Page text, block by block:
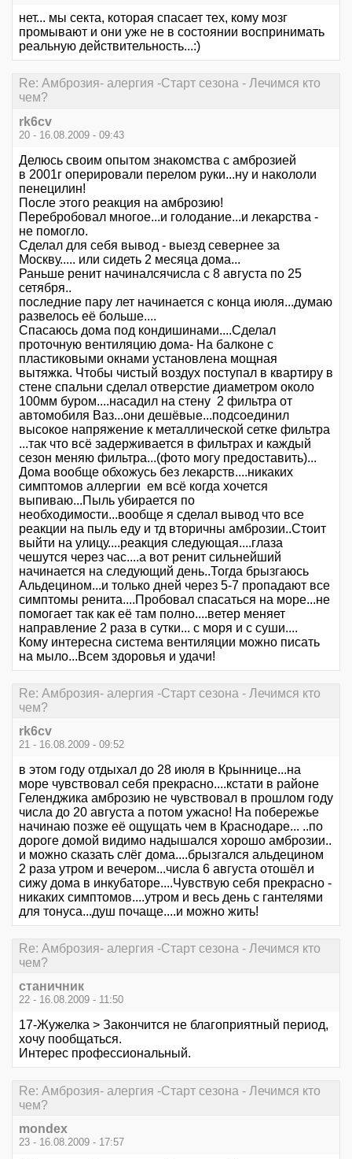
нет... мы секта, которая спасает тех, кому мозг
промывают и они уже не в состоянии воспринимать
реальную действительность...:)
Re: Амброзия- алергия -Старт сезона - Лечимся кто
чем?
rk6cv
20 - 16.08.2009 - 09:43
Делюсь своим опытом знакомства с амброзией
в 2001г оперировали перелом руки...ну и накололи
пенецилин!
После этого реакция на амброзию!
Перебробовал многое...и голодание...и лекарства -
не помогло.
Сделал для себя вывод - выезд севернее за
Москву..... или сидеть 2 месяца дома...
Раньше ренит начиналсячисла с 8 августа по 25
сетября..
последние пару лет начинается с конца июля...думаю
развелось её больше....
Спасаюсь дома под кондишинами....Сделал
проточную вентиляцию дома- На балконе с
пластиковыми окнами установлена мощная
вытяжка. Чтобы чистый воздух поступал в квартиру в
стене спальни сделал отверстие диаметром около
100мм буром....насадил на стену 2 фильтра от
автомобиля Ваз...они дешёвые...подсоединил
высокое напряжение к металлической сетке фильтра
...так что всё задерживается в фильтрах и каждый
сезон меняю фильтра...(фото могу предоставить)...
Дома вообще обхожусь без лекарств....никаких
симптомов аллергии ем всё когда хочется
выпиваю...Пыль убирается по
необходимости...вообще я сделал вывод что все
реакции на пыль еду и тд вторичны амброзии..Стоит
выйти на улицу....реакция следующая....глаза
чешутся через час....а вот ренит сильнейший
начинается на следующий день..Тогда брызгаюсь
Альдецином...и только дней через 5-7 пропадают все
симптомы ренита....Пробовал спасаться на море...не
помогает так как её там полно....ветер меняет
направление 2 раза в сутки... с моря и с суши....
Кому интересна система вентиляции можно писать
на мыло...Всем здоровья и удачи!
Re: Амброзия- алергия -Старт сезона - Лечимся кто
чем?
rk6cv
21 - 16.08.2009 - 09:52
в этом году отдыхал до 28 июля в Крыннице...на
море чувствовал себя прекрасно....кстати в районе
Геленджика амброзию не чувствовал в прошлом году
числа до 20 августа а потом ужасно! На побережье
начинаю позже её ощущать чем в Краснодаре... ..по
дороге домой видимо надышался хорошо амброзии..
и можно сказать слёг дома....брызгался альдецином
2 раза утром и вечером...числа 6 августа отошёл и
сижу дома в инкубаторе....Чувствую себя прекрасно -
никаких симптомов....утром и весь день с гантелями
для тонуса...душ почаще....и можно жить!
Re: Амброзия- алергия -Старт сезона - Лечимся кто
чем?
станичник
22 - 16.08.2009 - 11:50
17-Жужелка > Закончится не благоприятный период,
хочу пообщаться.
Интерес профессиональный.
Re: Амброзия- алергия -Старт сезона - Лечимся кто
чем?
mondex
23 - 16.08.2009 - 17:57